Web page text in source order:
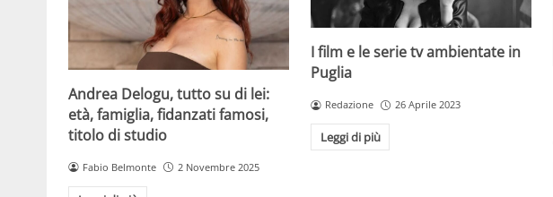
Andrea Delogu, tutto su di lei:
età, famiglia, fidanzati famosi,
titolo di studio
Fabio Belmonte 2 Novembre 2025
I film e le serie tv ambientate in
Puglia
Redazione 26 Aprile 2023
Leggi di più